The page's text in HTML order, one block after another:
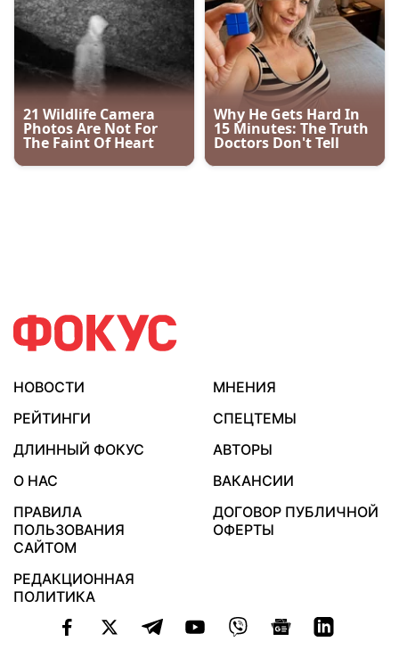
НОВОСТИ
МНЕНИЯ
РЕЙТИНГИ
СПЕЦТЕМЫ
ДЛИННЫЙ ФОКУС
АВТОРЫ
О НАС
ВАКАНСИИ
ПРАВИЛА
ПОЛЬЗОВАНИЯ
САЙТОМ
ДОГОВОР ПУБЛИЧНОЙ
ОФЕРТЫ
РЕДАКЦИОННАЯ
ПОЛИТИКА